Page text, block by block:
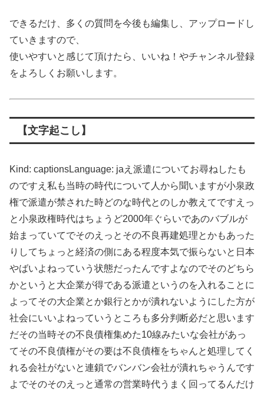
できるだけ、多くの質問を今後も編集し、アップロードし
ていきますので、
使いやすいと感じて頂けたら、いいね！やチャンネル登録
をよろしくお願いします。
【文字起こし】
Kind: captionsLanguage: jaえ派遣についてお尋ねしたも
のですえ私も当時の時代について人から聞いますが小泉政
権で派遣が禁された時どのな時代とのしか教えてですえっ
と小泉政権時代はちょうど2000年ぐらいであのバブルが
始まっていてでそのえっとその不良再建処理とかもあった
りしてちょっと経済の側にある程度本気で振らないと日本
やばいよねっていう状態だったんですよなのでそのどちら
かというと大企業が得である派遣というのを入れることに
よってその大企業とか銀行とかが潰れないようにした方が
社会にいいよねっていうところも多分判断必だと思います
だその当時その不良債権集めた10線みたいな会社があっ
てその不良債権がその要は不良債権をちゃんと処理してく
れる会社がないと連鎖でバンバン会社が潰れちゃうんです
よでそのそのえっと通常の営業時代うまく回ってるんだけ